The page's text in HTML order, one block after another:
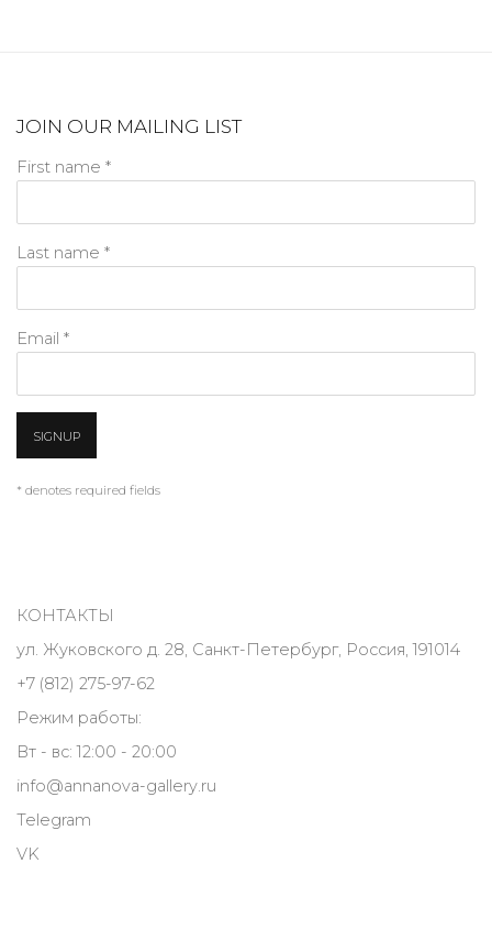
JOIN OUR MAILING LIST
First name *
Last name *
Email *
SIGNUP
* denotes required fields
КОНТАКТЫ
ул. Жуковского д. 28, Санкт-Петербург, Россия, 191014
+7 (812) 275-97-62
Режим работы:
Вт - вс: 12:00 - 20:00
info@annanova-gallery.ru
Telegram
VK